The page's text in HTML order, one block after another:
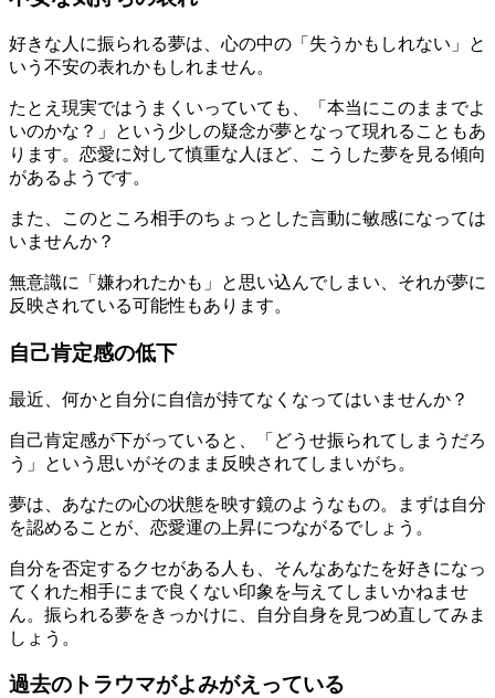
好きな人に振られる夢は、心の中の「失うかもしれない」と
いう不安の表れかもしれません。
たとえ現実ではうまくいっていても、「本当にこのままでよ
いのかな？」という少しの疑念が夢となって現れることもあ
ります。恋愛に対して慎重な人ほど、こうした夢を見る傾向
があるようです。
また、このところ相手のちょっとした言動に敏感になっては
いませんか？
無意識に「嫌われたかも」と思い込んでしまい、それが夢に
反映されている可能性もあります。
自己肯定感の低下
最近、何かと自分に自信が持てなくなってはいませんか？
自己肯定感が下がっていると、「どうせ振られてしまうだろ
う」という思いがそのまま反映されてしまいがち。
夢は、あなたの心の状態を映す鏡のようなもの。まずは自分
を認めることが、恋愛運の上昇につながるでしょう。
自分を否定するクセがある人も、そんなあなたを好きになっ
てくれた相手にまで良くない印象を与えてしまいかねませ
ん。振られる夢をきっかけに、自分自身を見つめ直してみま
しょう。
過去のトラウマがよみがえっている